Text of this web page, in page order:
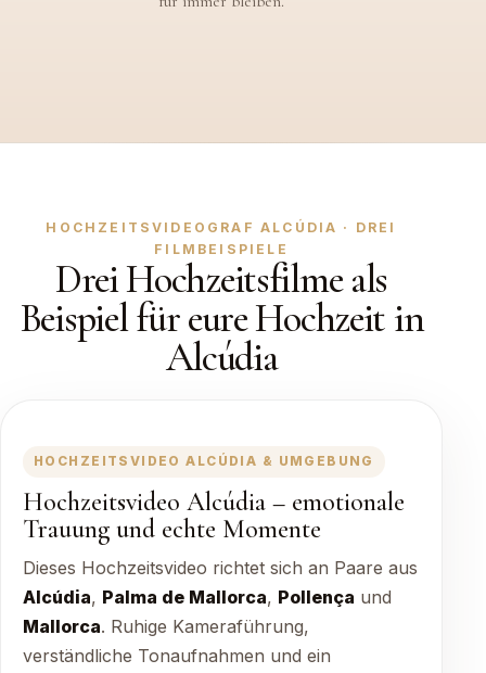
HOCHZEITSVIDEOGRAF ALCÚDIA · DREI
FILMBEISPIELE
Drei Hochzeitsfilme als
Beispiel für eure Hochzeit in
Alcúdia
HOCHZEITSVIDEO ALCÚDIA & UMGEBUNG
Hochzeitsvideo Alcúdia – emotionale
Trauung und echte Momente
Dieses Hochzeitsvideo richtet sich an Paare aus
Alcúdia, Palma de Mallorca, Pollença und
Mallorca. Ruhige Kameraführung,
verständliche Tonaufnahmen und ein